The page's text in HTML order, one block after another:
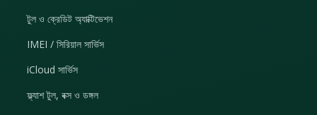
টুল ও ক্রেডিট অ্যাক্টিভেশন
IMEI / সিরিয়াল সার্ভিস
iCloud সার্ভিস
ফ্ল্যাশ টুল, বক্স ও ডঙ্গল